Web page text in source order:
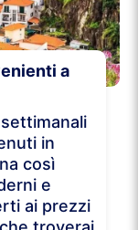
a
in
così
e
ai prezzi